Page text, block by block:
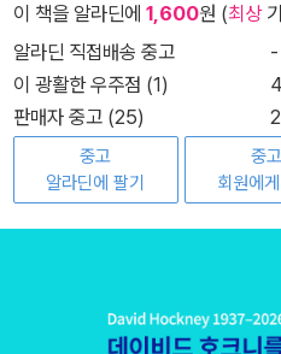
이 책을 알라딘에 1,600원 (최상
알라딘 직접배송 중고
-
이 광활한 우주점 (1)
판매자 중고 (25)
중고
알라딘에 팔기
중고
회원에게